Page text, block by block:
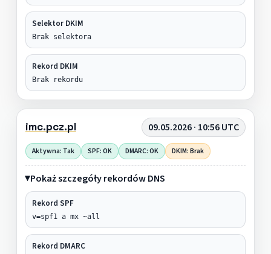
Selektor DKIM
Brak selektora
Rekord DKIM
Brak rekordu
imc.pcz.pl 09.05.2026 · 10:56 UTC
Aktywna: Tak SPF: OK DMARC: OK DKIM: Brak
Pokaż szczegóły rekordów DNS
Rekord SPF
v=spf1 a mx ~all
Rekord DMARC